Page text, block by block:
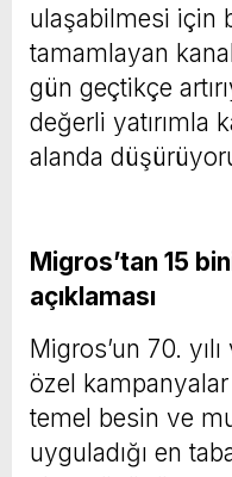
ulaşabilmesi için
tamamlayan
gün geçtikçe
değerli yatırımla
alanda
Migros’tan 15
açıklaması
Migros’un 70.
özel
temel besin ve
uyguladığı en